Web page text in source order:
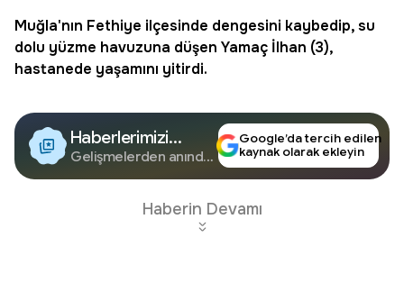
Muğla'nın Fethiye ilçesinde dengesini kaybedip, su
dolu yüzme havuzuna düşen Yamaç İlhan (3),
hastanede yaşamını yitirdi.
Haberlerimizi
Google'da Takip
Edin
Gelişmelerden anında
Google’da tercih edilen
kaynak olarak ekleyin
Haberin Devamı